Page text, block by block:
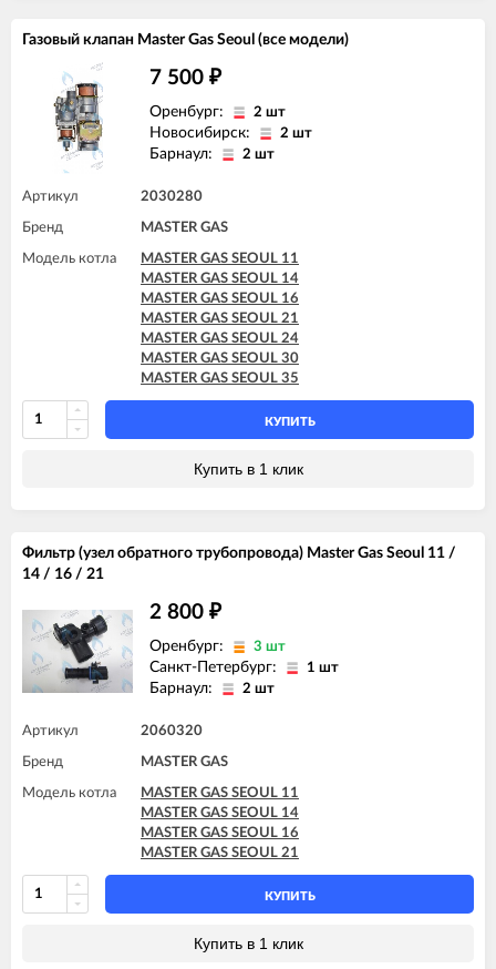
Газовый клапан Master Gas Seoul (все модели)
7 500 ₽
Оренбург: 2 шт
Новосибирск: 2 шт
Барнаул: 2 шт
Артикул 2030280
Бренд MASTER GAS
Модель котла
MASTER GAS SEOUL 11
MASTER GAS SEOUL 14
MASTER GAS SEOUL 16
MASTER GAS SEOUL 21
MASTER GAS SEOUL 24
MASTER GAS SEOUL 30
MASTER GAS SEOUL 35
КУПИТЬ
Купить в 1 клик
Фильтр (узел обратного трубопровода) Master Gas Seoul 11 /
14 / 16 / 21
2 800 ₽
Оренбург: 3 шт
Санкт-Петербург: 1 шт
Барнаул: 2 шт
Артикул 2060320
Бренд MASTER GAS
Модель котла
MASTER GAS SEOUL 11
MASTER GAS SEOUL 14
MASTER GAS SEOUL 16
MASTER GAS SEOUL 21
КУПИТЬ
Купить в 1 клик